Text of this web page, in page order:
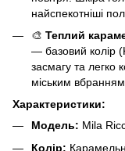
найспекотніші
🎨 Теплий
— базовий колір
засмагу та легко
міським вбранням.
Характеристики:
Модель: Mila
Колір: